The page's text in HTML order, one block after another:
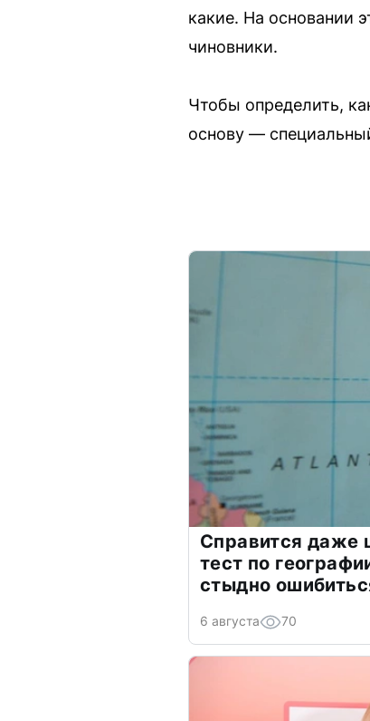
какие. На основании
чиновники.
Чтобы определить,
основу —
Справится даже
тест по
стыдно
6 августа 70